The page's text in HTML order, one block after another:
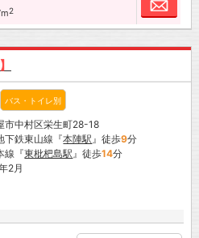
2
バス・トイレ別
市中村区栄生町28-18
下鉄東山線『本陣駅 』徒歩9分
線『東枇杷島駅 』徒歩14分
2月